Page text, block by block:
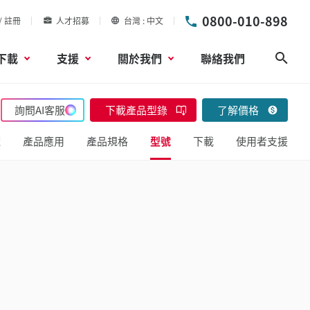
註冊 人才招募 台灣 中文 0800-010-898
載 支援 關於我們 聯絡我們
詢問AI客服 下載產品型錄 了解價格
產品應用 產品規格 型號 下載 使用者支援